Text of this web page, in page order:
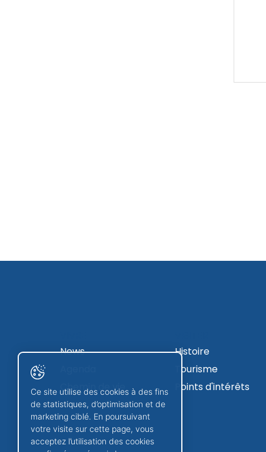
News
Chemin de vie
Histoire
Tourisme
Points d'intérêts
Ce site utilise des cookies à des fins
de statistiques, d’optimisation et de
marketing ciblé. En poursuivant
votre visite sur cette page, vous
acceptez l’utilisation des cookies